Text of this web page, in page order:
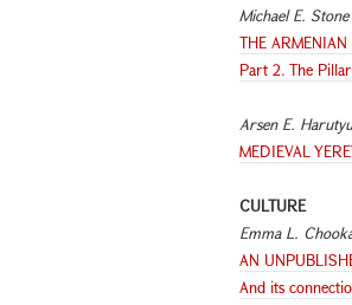
Michael E.
THE
Part 2. The
Arsen E.
MEDIEVAL
CULTURE
Emma L.
AN
And its